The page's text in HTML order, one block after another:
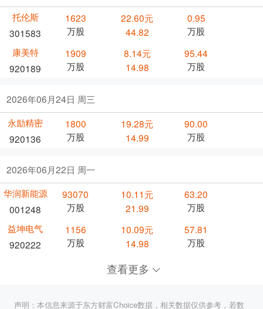
托伦斯
301583
1623
万股
22.60元
44.82
0.95
万股
康美特
920189
1909
万股
8.14元
14.98
95.44
万股
2026年06月24日 周三
永励精密
920136
1800
万股
19.28元
14.99
90.00
万股
2026年06月22日 周一
华润新能源
001248
93070
万股
10.11元
21.99
63.20
万股
益坤电气
920222
1156
万股
10.09元
14.98
57.81
万股
查看更多
声明：本信息来源于东方财富Choice数据，相关数据仅供参考，若数